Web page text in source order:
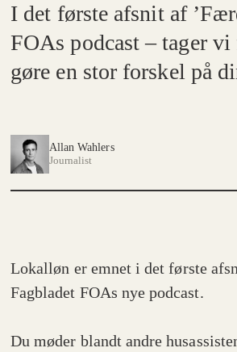
I det første afsnit af
FOAs podcast – tager vi
gøre en stor forskel på
Allan Wahlers
Journalist
Lokalløn er emnet i det første
Fagbladet FOAs nye podcast.
Du møder blandt andre